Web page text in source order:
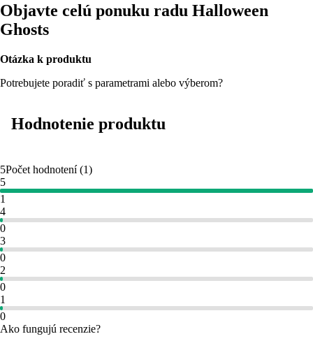
Objavte celú ponuku radu Halloween
Ghosts
Otázka k produktu
Potrebujete poradiť s parametrami alebo výberom?
Hodnotenie produktu
5Počet hodnotení(1)
5
1
4
0
3
0
2
0
1
0
Ako fungujú recenzie?